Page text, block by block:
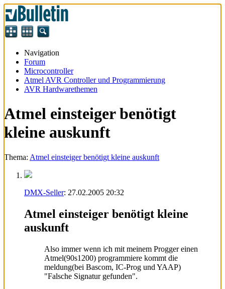
Navigation
Forum
Microcontroller
Atmel AVR Controller und Programmierung
AVR Hardwarethemen
Atmel einsteiger benötigt
kleine auskunft
Thema: Atmel einsteiger benötigt kleine auskunft
DMX-Seller: 27.02.2005 20:32
Atmel einsteiger benötigt kleine
auskunft
Also immer wenn ich mit meinem Progger einen
Atmel(90s1200) programmiere kommt die
meldung(bei Bascom, IC-Prog und YAAP)
"Falsche Signatur gefunden".